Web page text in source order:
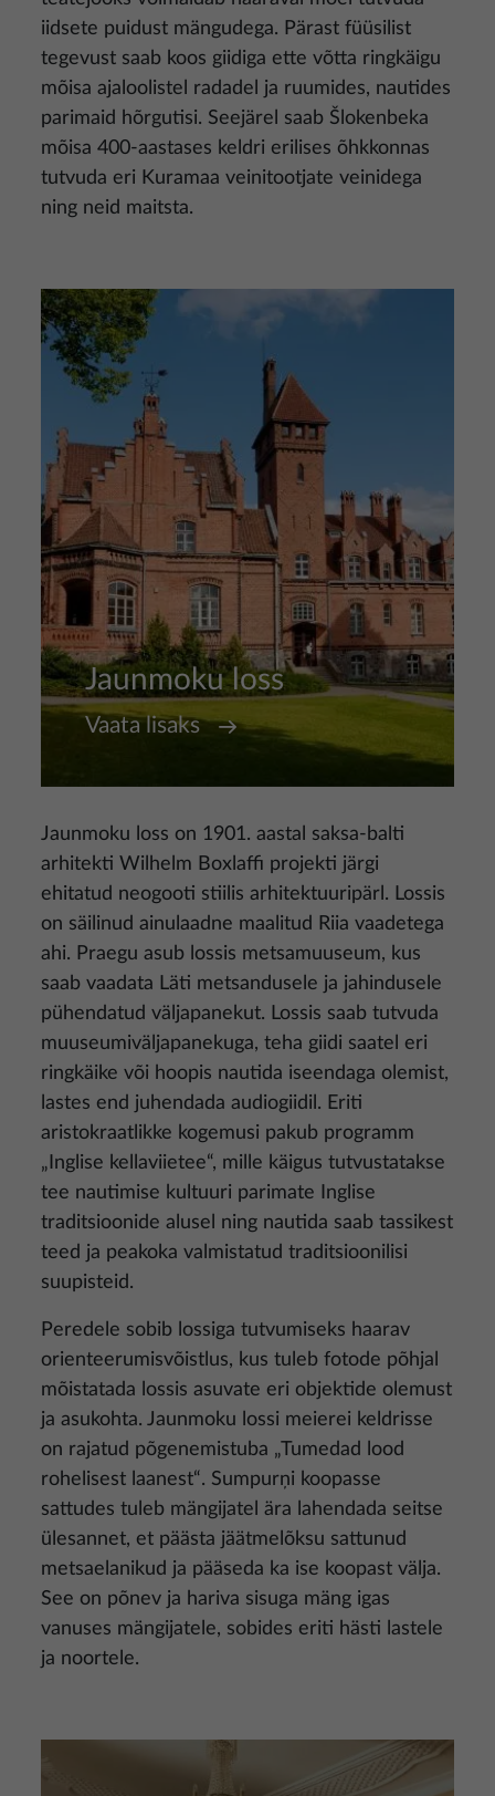
iidsete puidust mängudega. Pärast füüsilist
tegevust saab koos giidiga ette võtta ringkäigu
mõisa ajaloolistel radadel ja ruumides, nautides
parimaid hõrgutisi. Seejärel saab Šlokenbeka
mõisa 400-aastases keldri erilises õhkkonnas
tutvuda eri Kuramaa veinitootjate veinidega
ning neid maitsta.
Jaunmoku loss
Pilt
Vaata lisaks
Jaunmoku loss on 1901. aastal saksa-balti
arhitekti Wilhelm Boxlaffi projekti järgi
ehitatud neogooti stiilis arhitektuuripärl. Lossis
on säilinud ainulaadne maalitud Riia vaadetega
ahi. Praegu asub lossis metsamuuseum, kus
saab vaadata Läti metsandusele ja jahindusele
pühendatud väljapanekut. Lossis saab tutvuda
muuseumiväljapanekuga, teha giidi saatel eri
ringkäike või hoopis nautida iseendaga olemist,
lastes end juhendada audiogiidil. Eriti
aristokraatlikke kogemusi pakub programm
„Inglise kellaviietee“, mille käigus tutvustatakse
tee nautimise kultuuri parimate Inglise
traditsioonide alusel ning nautida saab tassikest
teed ja peakoka valmistatud traditsioonilisi
suupisteid.
Peredele sobib lossiga tutvumiseks haarav
orienteerumisvõistlus, kus tuleb fotode põhjal
mõistatada lossis asuvate eri objektide olemust
ja asukohta. Jaunmoku lossi meierei keldrisse
on rajatud põgenemistuba „Tumedad lood
rohelisest laanest“. Sumpurņi koopasse
sattudes tuleb mängijatel ära lahendada seitse
ülesannet, et päästa jäätmelõksu sattunud
metsaelanikud ja pääseda ka ise koopast välja.
See on põnev ja hariva sisuga mäng igas
vanuses mängijatele, sobides eriti hästi lastele
ja noortele.